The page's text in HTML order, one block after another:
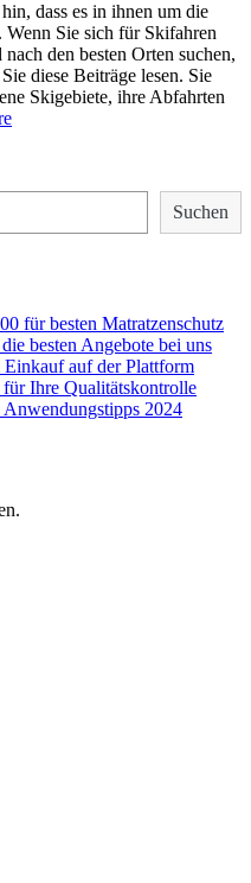
dass es in ihnen um die
Wenn Sie sich für Skifahren
den besten Orten suchen,
diese Beiträge lesen. Sie
Skigebiete, ihre Abfahrten
Suchen
für besten Matratzenschutz
besten Angebote bei uns
Einkauf auf der Plattform
Ihre Qualitätskontrolle
2024